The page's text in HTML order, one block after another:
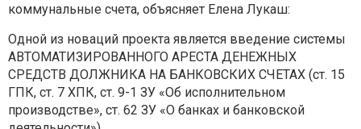
коммунальные счета, объясняет Елена Лукаш:
Одной из новаций проекта является введение системы
АВТОМАТИЗИРОВАННОГО АРЕСТА ДЕНЕЖНЫХ
СРЕДСТВ ДОЛЖНИКА НА БАНКОВСКИХ СЧЕТАХ (ст. 15
ГПК, ст. 7 ХПК, ст. 9-1 ЗУ «Об исполнительном
производстве», ст. 62 ЗУ «О банках и банковской